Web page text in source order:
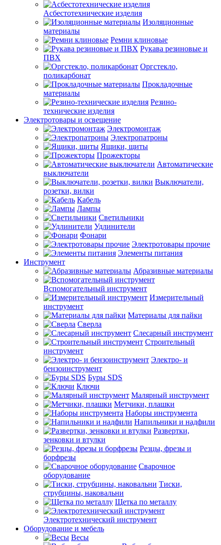
Асбестотехнические изделия
Изоляционные
материалы
Ремни клиновые
Рукава резиновые и
ПВХ
Оргстекло,
поликарбонат
Прокладочные
материалы
Резино-
технические изделия
Электротовары и освещение
Электромонтаж
Электропатроны
Ящики, щиты
Прожекторы
Автоматические
выключатели
Выключатели,
розетки, вилки
Кабель
Лампы
Светильники
Удлинители
Фонари
Электротовары прочие
Элементы питания
Инструмент
Абразивные материалы
Вспомогательный инструмент
Измерительный
инструмент
Материалы для пайки
Сверла
Слесарный инструмент
Строительный
инструмент
Электро- и
бензоинструмент
Буры SDS
Ключи
Малярный инструмент
Метчики, плашки
Наборы инструмента
Напильники и надфили
Развертки,
зенковки и втулки
Резцы, фрезы и
борфрезы
Сварочное
оборудование
Тиски,
струбцины, наковальни
Щетка по металлу
Электротехнический инструмент
Оборудование и мебель
Весы